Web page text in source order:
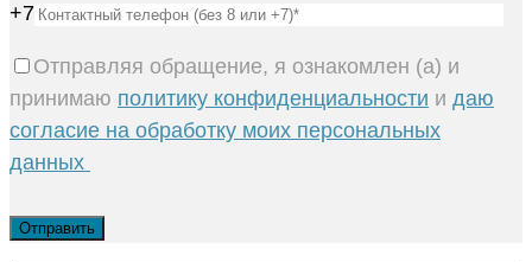
+7
Отправляя обращение, я ознакомлен (а) и
принимаю политику конфиденциальности и даю
согласие на обработку моих персональных
данных